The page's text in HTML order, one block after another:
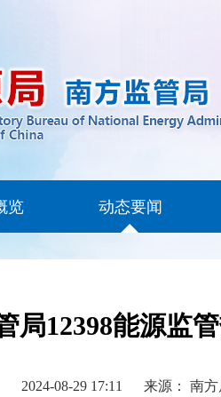
览 动态要闻
局12398能源监
2024-08-29 17:11 来源： 南